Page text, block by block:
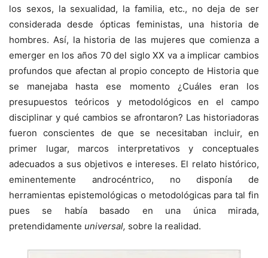
los sexos, la sexualidad, la familia, etc., no deja de ser
considerada desde ópticas feministas, una historia de
hombres. Así, la historia de las mujeres que comienza a
emerger en los años 70 del siglo XX va a implicar cambios
profundos que afectan al propio concepto de Historia que
se manejaba hasta ese momento ¿Cuáles eran los
presupuestos teóricos y metodológicos en el campo
disciplinar y qué cambios se afrontaron? Las historiadoras
fueron conscientes de que se necesitaban incluir, en
primer lugar, marcos interpretativos y conceptuales
adecuados a sus objetivos e intereses. El relato histórico,
eminentemente androcéntrico, no disponía de
herramientas epistemológicas o metodológicas para tal fin
pues se había basado en una única mirada,
pretendidamente universal, sobre la realidad.